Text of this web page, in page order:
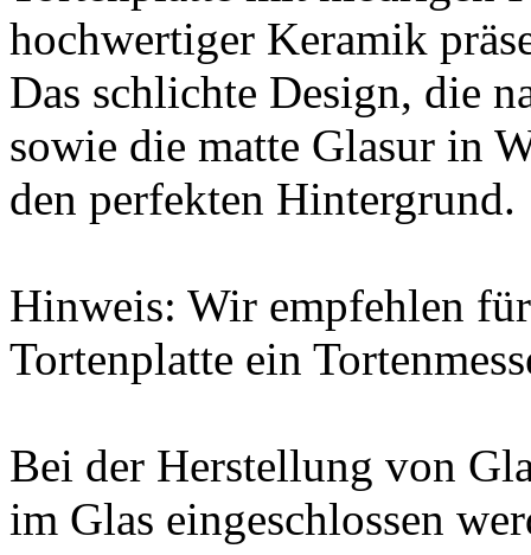
hochwertiger Keramik
Das schlichte Design, die
sowie die matte Glasur in
den perfekten Hintergrund.
Hinweis: Wir empfehlen
Tortenplatte ein
Bei der Herstellung von
im Glas eingeschlossen